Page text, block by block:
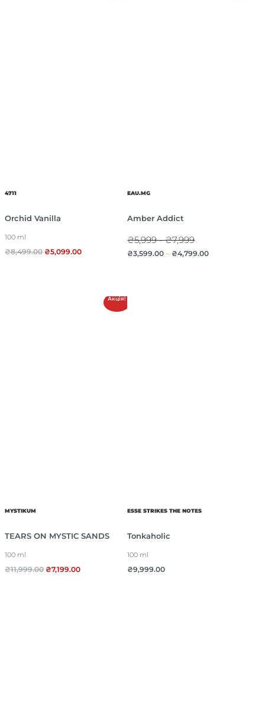
4711
Orchid Vanilla
100 ml
₴8,499.00 ₴5,099.00
EAU.MG
Amber Addict
₴5,999 - ₴7,999
₴3,599.00 – ₴4,799.00
Акція!
MYSTIKUM
TEARS ON MYSTIC SANDS
100 ml
₴11,999.00 ₴7,199.00
ESSE STRIKES THE NOTES
Tonkaholic
100 ml
₴9,999.00